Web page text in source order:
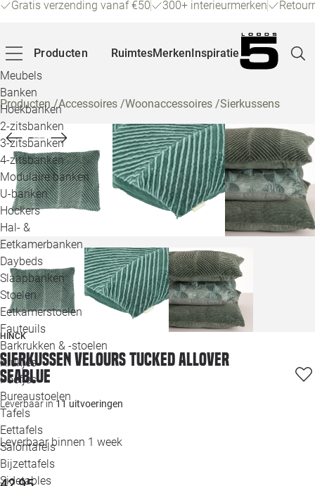
Gratis verzending vanaf €50 300+ interieurmerken
Producten
Meubels
Banken
Hoekbanken
2-zitsbanken
3-zitsbanken
4-zitsbanken
Modulaire banken
U-banken
Hockers
Hal- &
Eetkamerbanken
Daybeds
Slaapbanken
Stoelen
Eetkamerstoelen
Fauteuils
Barkrukken & -stoelen
Krukjes
Poefjes
Bureaustoelen
Tafels
Eettafels
Salontafels
Bijzettafels
Sidetables
RuimtesMerkenInspiratie
Producten/Accessoires /Woonaccessoires /Sierkussens
HINCK
Sierkussen velours tucked allover
seablue
Leverbaar in11 uitvoeringen
Leverbaar binnen 1 week